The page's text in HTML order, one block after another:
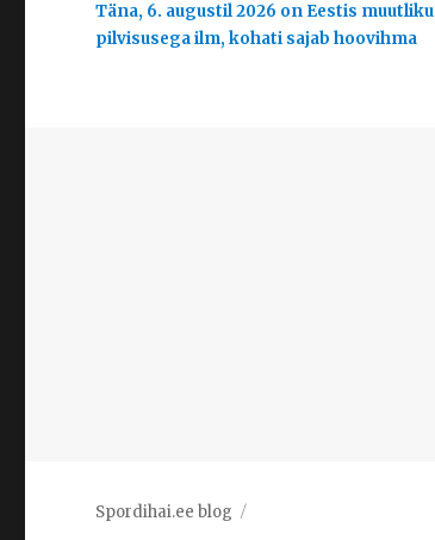
Täna, 6. augustil 2026 on Eestis muutliku
pilvisusega ilm, kohati sajab hoovihma
Spordihai.ee blog